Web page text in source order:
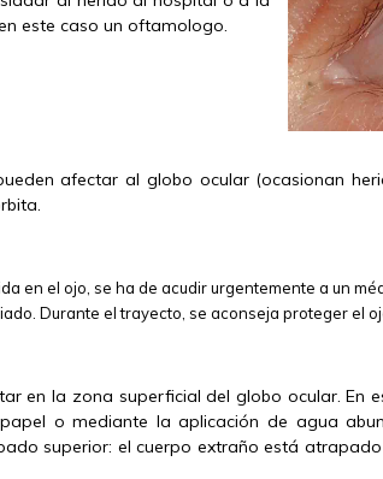
este caso un oftamologo.
afectar al globo ocular (ocasionan
en el ojo, se ha de acudir urgentemente a un
Durante el trayecto, se aconseja proteger el
en la zona superficial del globo ocular. En
o mediante la aplicación de agua
superior: el cuerpo extraño está